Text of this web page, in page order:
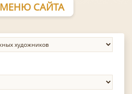
МЕНЮ САЙТА